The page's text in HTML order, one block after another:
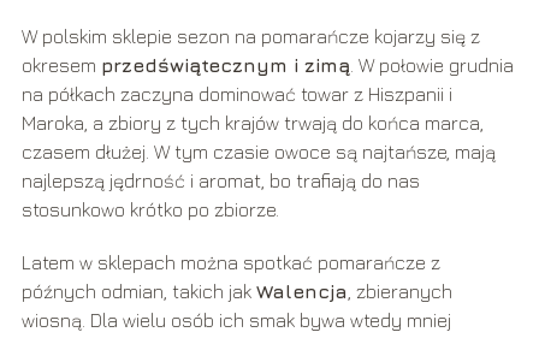
W polskim sklepie sezon na pomarańcze kojarzy się z
okresem przedświątecznym i zimą . W połowie grudnia
na półkach zaczyna dominować towar z Hiszpanii i
Maroka, a zbiory z tych krajów trwają do końca marca,
czasem dłużej. W tym czasie owoce są najtańsze, mają
najlepszą jędrność i aromat, bo trafiają do nas
stosunkowo krótko po zbiorze.
Latem w sklepach można spotkać pomarańcze z
późnych odmian, takich jak Walencja , zbieranych
wiosną. Dla wielu osób ich smak bywa wtedy mniej